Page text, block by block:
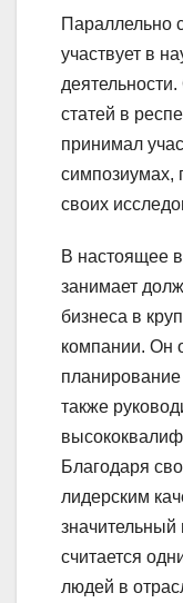
Параллельно
участвует в
статей в
принимал
симпозиумах,
своих
В настоящее
занимает
бизнеса в
компании. Он
также
Благодаря
лидерским
значительный
считается
людей в